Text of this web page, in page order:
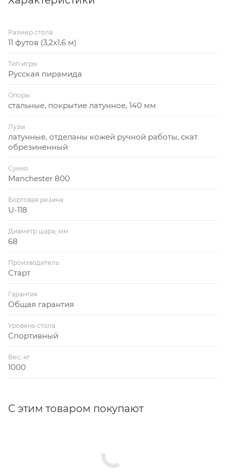
Размер стола
11 футов (3,2x1,6 м)
Тип игры
Русская пирамида
Опоры
стальные, покрытие латунное, 140 мм
Лузы
латунные, отделаны кожей ручной работы, скат
обрезиненный
Сукно
Manchester 800
Бортовая резина
U-118
Диаметр шара, мм
68
Производитель
Старт
Гарантия
Общая гарантия
Уровень стола
Спортивный
Вес, кг
1000
С этим товаром покупают